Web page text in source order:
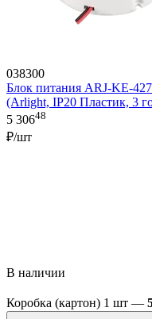
038300
Блок питания ARJ-KE-
(Arlight, IP20 Пластик, 3
5 30648
₽/шт
В наличии
Коробка (картон) 1 шт —